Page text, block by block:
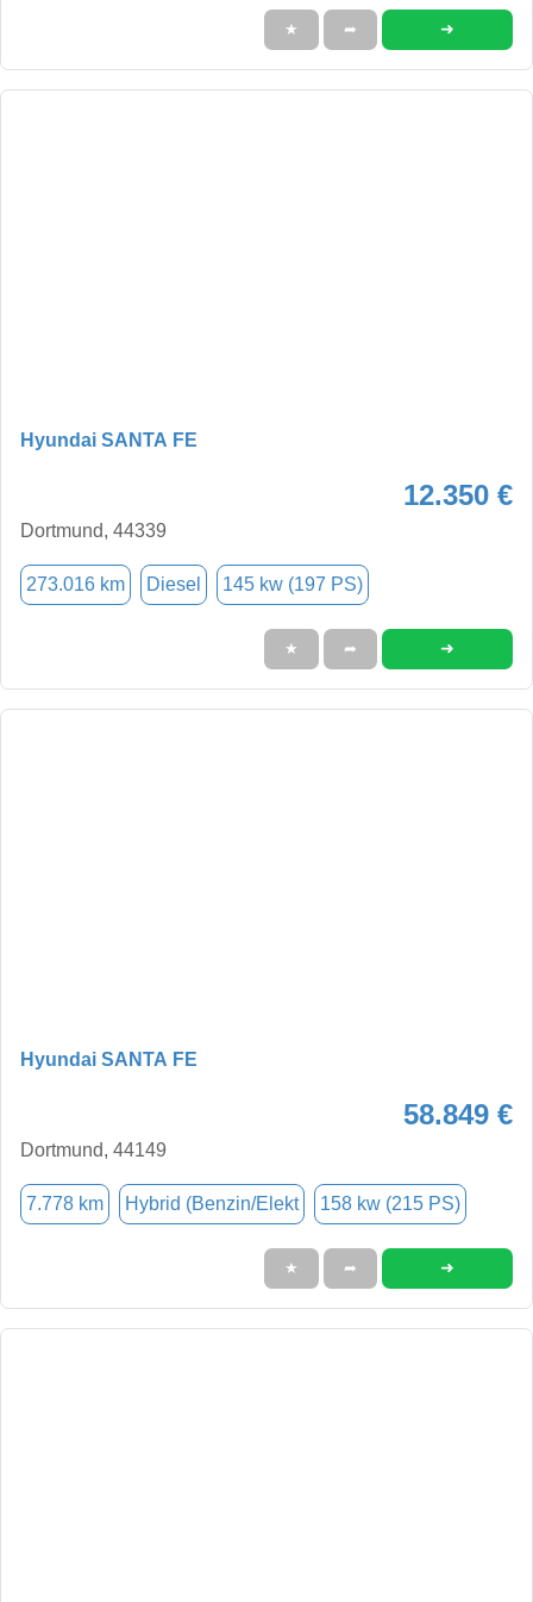
★ ➦ ➜
Hyundai SANTA FE
12.350 €
Dortmund, 44339
273.016 km Diesel 145 kw (197 PS)
★ ➦ ➜
Hyundai SANTA FE
58.849 €
Dortmund, 44149
7.778 km Hybrid (Benzin/Elekt 158 kw (215 PS)
★ ➦ ➜